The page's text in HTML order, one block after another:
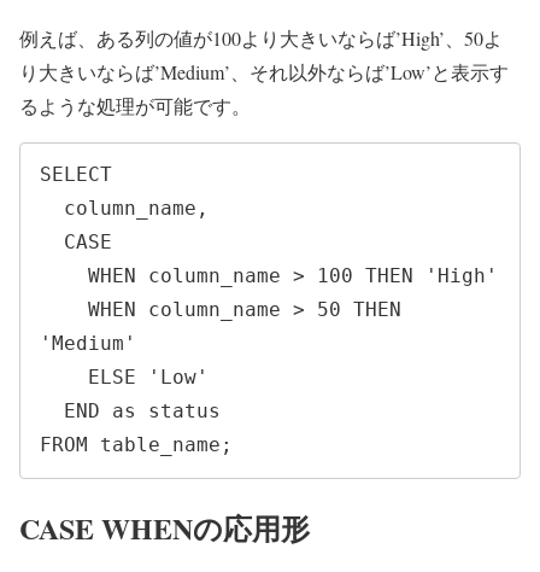
例えば、ある列の値が100より大きいならば’High’、50よ
り大きいならば’Medium’、それ以外ならば’Low’と表示す
るような処理が可能です。
SELECT
'Medium'
FROM table_name;
CASE WHENの応用形